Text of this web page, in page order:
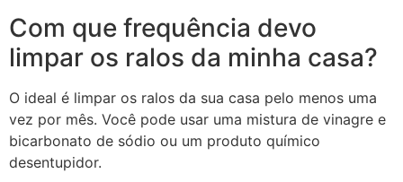
Com que frequência devo
limpar os ralos da minha casa?
O ideal é limpar os ralos da sua casa pelo menos uma
vez por mês. Você pode usar uma mistura de vinagre e
bicarbonato de sódio ou um produto químico
desentupidor.